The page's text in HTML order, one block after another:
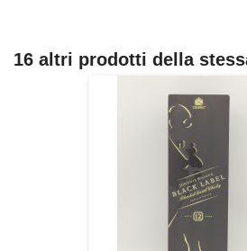
16 altri prodotti della